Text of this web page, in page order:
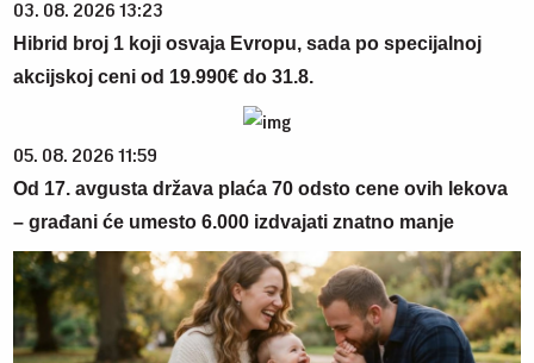
03. 08. 2026 13:23
Hibrid broj 1 koji osvaja Evropu, sada po specijalnoj
akcijskoj ceni od 19.990€ do 31.8.
05. 08. 2026 11:59
Od 17. avgusta država plaća 70 odsto cene ovih lekova
– građani će umesto 6.000 izdvajati znatno manje